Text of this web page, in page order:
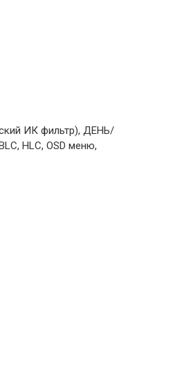
ИК фильтр), ДЕНЬ/
HLC, OSD меню,